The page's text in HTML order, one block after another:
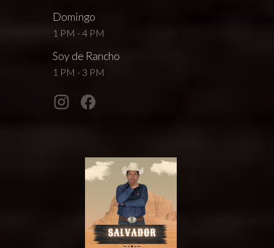
Domingo
1 PM - 4 PM
Soy de Rancho
1 PM - 3 PM